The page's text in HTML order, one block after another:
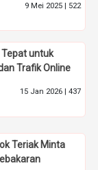
9 Mei 2025 | 522
Tepat untuk
Trafik Online
15 Jan 2026 | 437
Teriak Minta